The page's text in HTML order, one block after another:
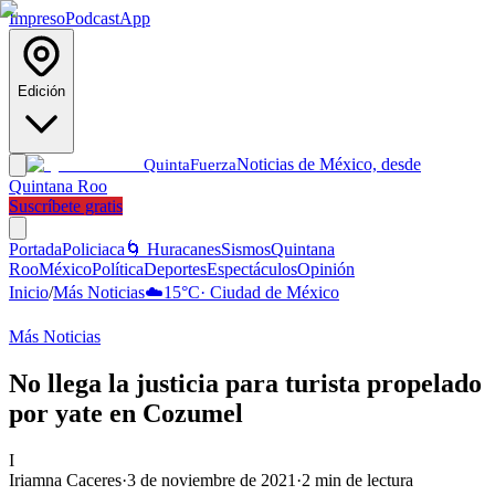
ImpresoPodcastApp
Edición
QuintaFuerzaNoticias de México, desde
Quintana Roo
Suscríbete gratis
PortadaPoliciaca 🌀 HuracanesSismosQuintana
RooMéxicoPolíticaDeportesEspectáculosOpinión
Inicio/Más Noticias☁️15°C· Ciudad de México
Más Noticias
No llega la justicia para turista propelado
por yate en Cozumel
I
Iriamna Caceres·3 de noviembre de 2021 ·2 min de lectura